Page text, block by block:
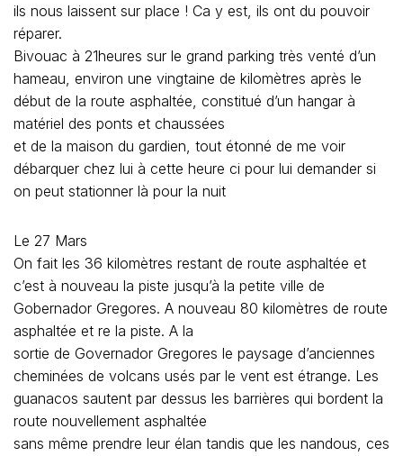
ils nous laissent sur place ! Ca y est, ils ont du pouvoir
réparer.
Bivouac à 21heures sur le grand parking très venté d’un
hameau, environ une vingtaine de kilomètres après le
début de la route asphaltée, constitué d’un hangar à
matériel des ponts et chaussées
et de la maison du gardien, tout étonné de me voir
débarquer chez lui à cette heure ci pour lui demander si
on peut stationner là pour la nuit
Le 27 Mars
On fait les 36 kilomètres restant de route asphaltée et
c’est à nouveau la piste jusqu’à la petite ville de
Gobernador Gregores. A nouveau 80 kilomètres de route
asphaltée et re la piste. A la
sortie de Governador Gregores le paysage d’anciennes
cheminées de volcans usés par le vent est étrange. Les
guanacos sautent par dessus les barrières qui bordent la
route nouvellement asphaltée
sans même prendre leur élan tandis que les nandous, ces